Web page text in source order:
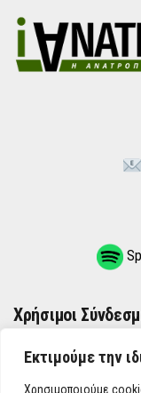
Εκτιμούμε την
Χρησιμοποιούμε
Χρήσιμοι
ΌΡΟΙ ΧΡΉΣΗΣ